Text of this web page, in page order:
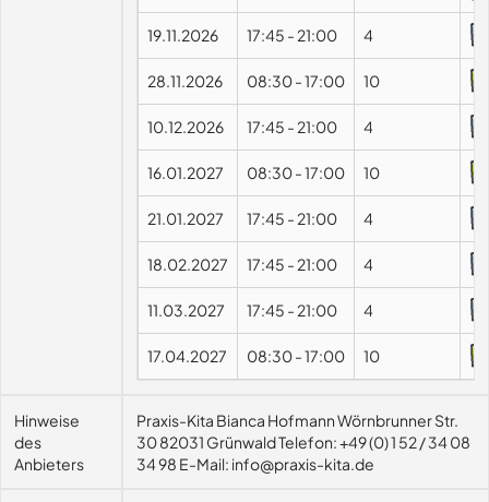
19.11.2026 17:45 - 21:00 4
28.11.2026 08:30-17:00 10
10.12.2026 17:45 - 21:00 4
16.01.2027 08:30-17:00 10
21.01.2027 17:45 - 21:00 4
18.02.2027 17:45 - 21:00 4
11.03.2027 17:45 - 21:00 4
17.04.2027 08:30-17:00 10
Hinweise
des
Anbieters
Praxis-Kita Bianca Hofmann Wörnbrunner Str.
30 82031 Grünwald Telefon: +49 (0) 1 52 / 34 08
34 98 E-Mail: info@praxis-kita.de